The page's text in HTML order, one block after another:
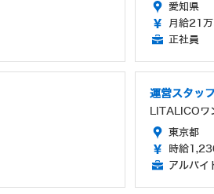
愛知県
月給21
正社員
運営スタッ
LITALICOワ
東京都
時給
アルバイ